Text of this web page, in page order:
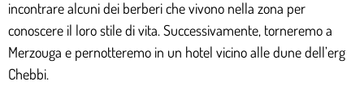
incontrare alcuni dei berberi che vivono nella zona per
conoscere il loro stile di vita. Successivamente, torneremo a
Merzouga e pernotteremo in un hotel vicino alle dune dell’erg
Chebbi.